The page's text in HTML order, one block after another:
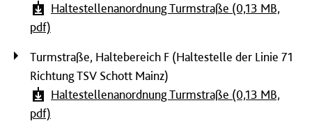
Haltestellenanordnung Turmstraße (0,13 MB,
pdf)
Turmstraße, Haltebereich F (Haltestelle der Linie 71
Richtung TSV Schott Mainz)
Haltestellenanordnung Turmstraße (0,13 MB,
pdf)